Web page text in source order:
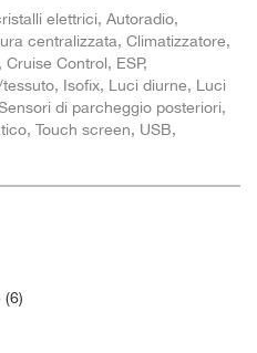
elettrici, Autoradio,
centralizzata, Climatizzatore,
Control, ESP,
Isofix, Luci diurne, Luci
di parcheggio posteriori,
Touch screen, USB,
(6)